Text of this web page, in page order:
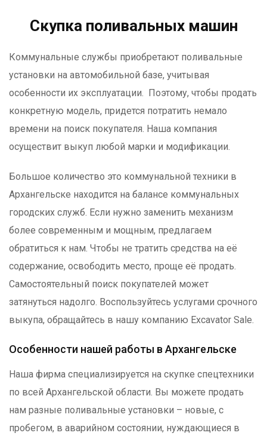
Скупка поливальных машин
Коммунальные службы приобретают поливальные
установки на автомобильной базе, учитывая
особенности их эксплуатации. Поэтому, чтобы продать
конкретную модель, придется потратить немало
времени на поиск покупателя. Наша компания
осуществит выкуп любой марки и модификации.
Большое количество это коммунальной техники в
Архангельске находится на балансе коммунальных
городских служб. Если нужно заменить механизм
более современным и мощным, предлагаем
обратиться к нам. Чтобы не тратить средства на её
содержание, освободить место, проще её продать.
Самостоятельный поиск покупателей может
затянуться надолго. Воспользуйтесь услугами срочного
выкупа, обращайтесь в нашу компанию Excavator Sale.
Особенности нашей работы в Архангельске
Наша фирма специализируется на скупке спецтехники
по всей Архангельской области. Вы можете продать
нам разные поливальные установки – новые, с
пробегом, в аварийном состоянии, нуждающиеся в